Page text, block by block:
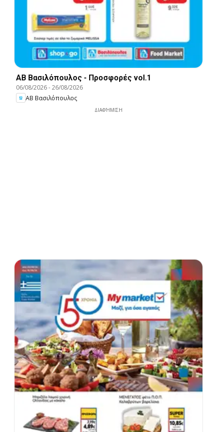
ΑΒ Βασιλόπουλος - Προσφορές vol.1
06/08/2026-26/08/2026
ΑΒ Βασιλόπουλος
ΔΙΑΦΉΜΙΣΗ